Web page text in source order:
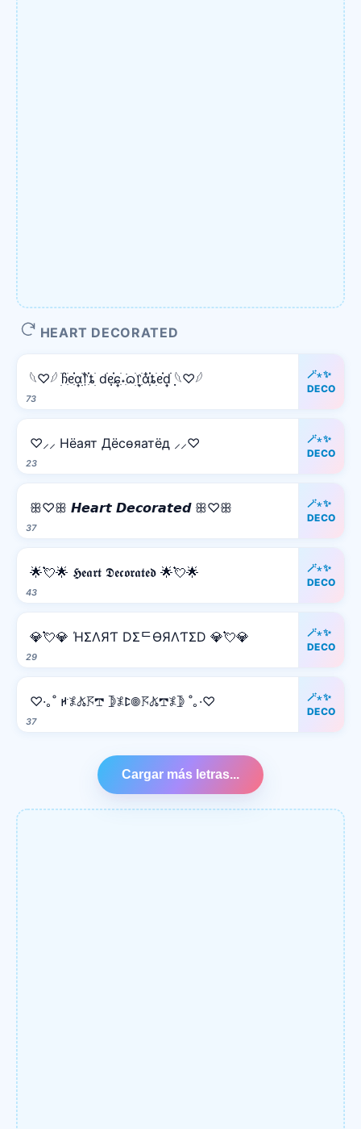
HEART DECORATED
73
𓆩♡𓆪 ׅׄჩִׂᧉ᩠ִׂ֗αׂׅׅ᥅ִ໋֗ȶׂׅ dׂׂ݂݂ᧉ᩠֗ɕִׄ˖ִ࣪ᦒ᩠ׂׅ᥅ִׂαִׂ໋ׅׅ֗ȶׂׅᧉ᩠֗dׂׂ݂݂ 𓆩♡𓆪
🪄⋆✨
DECO
23
♡⸝⸝ Hёаят Дёcѳяатёд ⸝⸝♡
🪄⋆✨
DECO
37
ꕥ♡ꕥ 𝙃𝙚𝙖𝙧𝙩 𝘿𝙚𝙘𝙤𝙧𝙖𝙩𝙚𝙙 ꕥ♡ꕥ
🪄⋆✨
DECO
43
🌟💘🌟 𝕳𝖊𝖆𝖗𝖙 𝕯𝖊𝖈𝖔𝖗𝖆𝖙𝖊𝖉 🌟💘🌟
🪄⋆✨
DECO
29
💎💘💎 ΉΣΛЯƬ DΣᄃӨЯΛƬΣD 💎💘💎
🪄⋆✨
DECO
37
♡·｡˚ ꛅ𖤟𖤬𖦪𖢧 𖤀𖤟ꛕ𖣠𖦪𖤬𖢧𖤟𖤀 ˚｡·♡
🪄⋆✨
DECO
Cargar más letras...